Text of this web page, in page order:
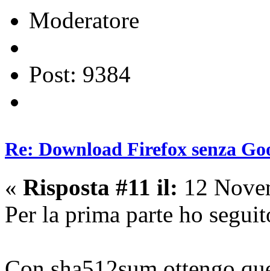
Moderatore
Post: 9384
Re: Download Firefox senza
« Risposta #11 il: 12
Per la prima parte ho